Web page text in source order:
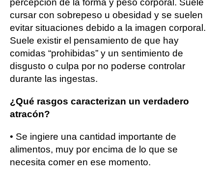
percepción de la forma y peso corporal. Suele
cursar con sobrepeso u obesidad y se suelen
evitar situaciones debido a la imagen corporal.
Suele existir el pensamiento de que hay
comidas “prohibidas” y un sentimiento de
disgusto o culpa por no poderse controlar
durante las ingestas.
¿Qué rasgos caracterizan un verdadero
atracón?
• Se ingiere una cantidad importante de
alimentos, muy por encima de lo que se
necesita comer en ese momento.